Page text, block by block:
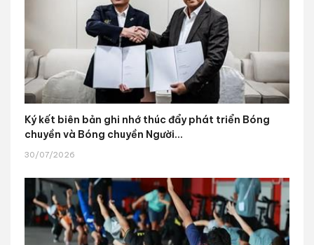
Ký kết biên bản ghi nhớ thúc đẩy phát triển Bóng
chuyền và Bóng chuyền Người...
30/07/2026